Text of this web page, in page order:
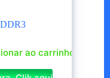
ao carrinho